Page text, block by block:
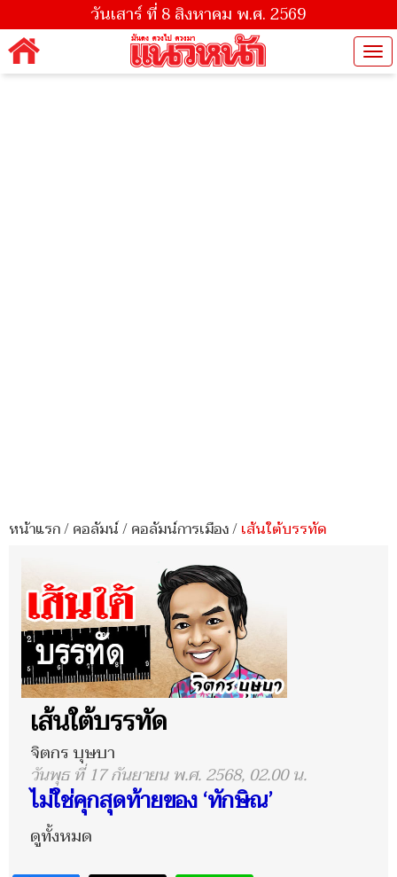
วันเสาร์ ที่ 8 สิงหาคม พ.ศ. 2569
หน้าแรก/คอลัมน์/คอลัมน์การเมือง/เส้นใต้บรรทัด
เส้นใต้บรรทัด
จิตกร บุษบา
วันพุธ ที่ 17 กันยายน พ.ศ. 2568, 02.00 น.
ไม่ใช่คุกสุดท้ายของ ‘ทักษิณ’
ดูทั้งหมด